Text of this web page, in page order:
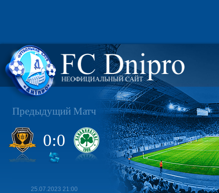
Предыдущий Матч
0:0
25.07.2023 21:00